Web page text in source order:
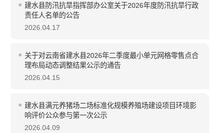
建水县防汛抗旱指挥部办公室关于2026年度防汛抗旱行政
责任人名单的公告
2026.04.17
关于对云南省建水县2026年二季度最小单元网格零售点合
理布局动态调整结果公示的通告
2026.04.15
建水县满元养猪场二场标准化规模养殖场建设项目环境影
响评价公众参与第一次公示
2026.04.09